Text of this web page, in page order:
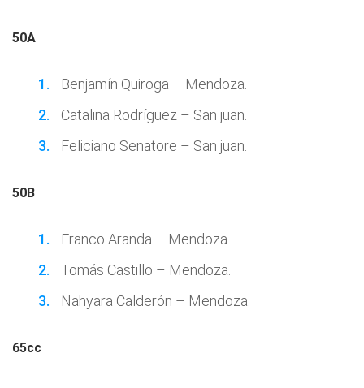
50A
Benjamín Quiroga – Mendoza.
Catalina Rodríguez – San juan.
Feliciano Senatore – San juan.
50B
Franco Aranda – Mendoza.
Tomás Castillo – Mendoza.
Nahyara Calderón – Mendoza.
65cc